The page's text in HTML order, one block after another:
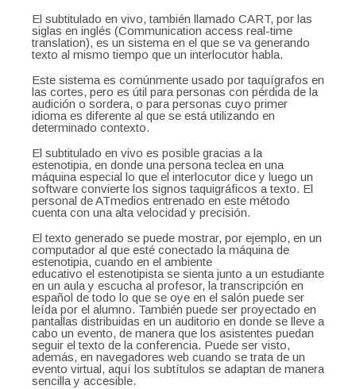
El subtitulado en vivo, también llamado CART, por las
siglas en inglés (Communication access real-time
translation), es un sistema en el que se va generando
texto al mismo tiempo que un interlocutor habla.
Este sistema es comúnmente usado por taquígrafos en
las cortes, pero es útil para personas con pérdida de la
audición o sordera, o para personas cuyo primer
idioma es diferente al que se está utilizando en
determinado contexto.
El subtitulado en vivo es posible gracias a la
estenotipia, en donde una persona teclea en una
máquina especial lo que el interlocutor dice y luego un
software convierte los signos taquigráficos a texto. El
personal de ATmedios entrenado en este método
cuenta con una alta velocidad y precisión.
El texto generado se puede mostrar, por ejemplo, en un
computador al que esté conectado la máquina de
estenotipia, cuando en el ambiente
educativo el estenotipista se sienta junto a un estudiante
en un aula y escucha al profesor, la transcripción en
español de todo lo que se oye en el salón puede ser
leída por el alumno. También puede ser proyectado en
pantallas distribuidas en un auditorio en donde se lleve a
cabo un evento, de manera que los asistentes puedan
seguir el texto de la conferencia. Puede ser visto,
además, en navegadores web cuando se trata de un
evento virtual, aquí los subtítulos se adaptan de manera
sencilla y accesible.